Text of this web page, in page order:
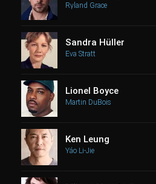
Ryland Grace
Sandra Hüller
Eva Stratt
Lionel Boyce
Martin DuBois
Ken Leung
Yáo Li-Jie